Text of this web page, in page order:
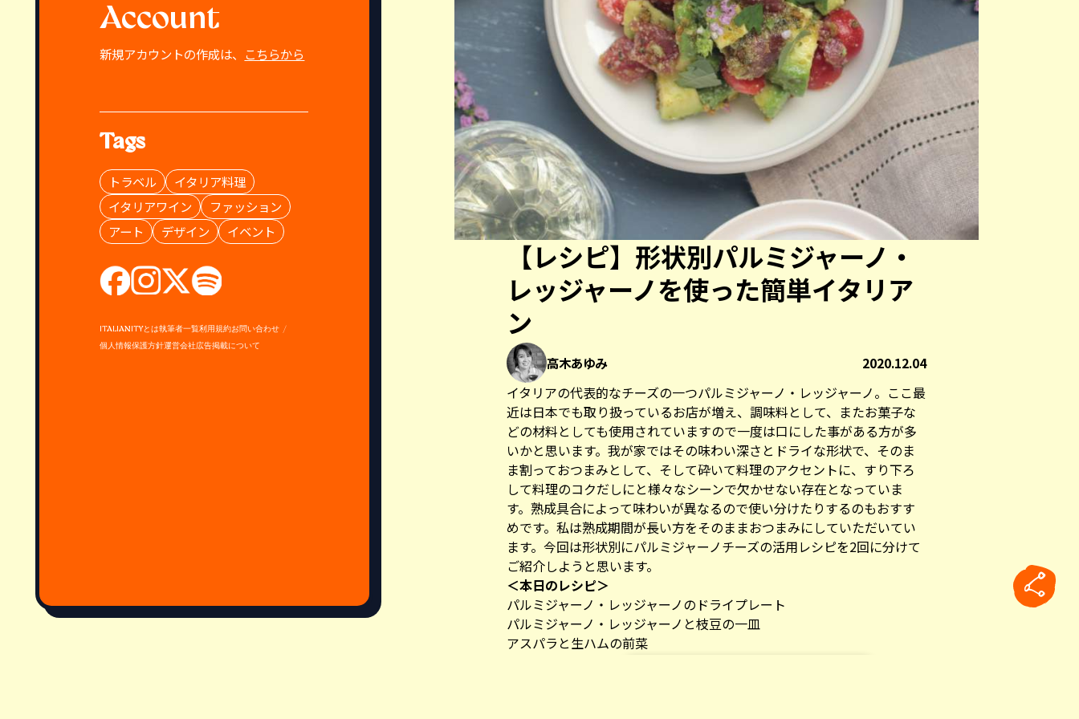
Account
新規アカウントの作成は、 こちらから
Tags
トラベル
イタリア料理
イタリアワイン
ファッション
アート
デザイン イベント
ITALIANITYとは執筆者一覧利用規約お問い合わせ
個人情報保護方針運営会社広告掲載について
【レシピ】形状別パルミジャーノ・
レッジャーノを使った簡単イタリア
ン
高木あゆみ 2020.12.04
イタリアの代表的なチーズの一つパルミジャーノ・レッジャーノ。ここ最
近は日本でも取り扱っているお店が増え、調味料として、またお菓子な
どの材料としても使用されていますので一度は口にした事がある方が多
いかと思います。我が家ではその味わい深さとドライな形状で、そのま
ま割っておつまみとして、そして砕いて料理のアクセントに、すり下ろ
して料理のコクだしにと様々なシーンで欠かせない存在となっていま
す。熟成具合によって味わいが異なるので使い分けたりするのもおすす
めです。私は熟成期間が長い方をそのままおつまみにしていただいてい
ます。今回は形状別にパルミジャーノチーズの活用レシピを2回に分けて
ご紹介しようと思います。
＜本日のレシピ＞
パルミジャーノ・レッジャーノのドライプレート
パルミジャーノ・レッジャーノと枝豆の一皿
アスパラと生ハムの前菜